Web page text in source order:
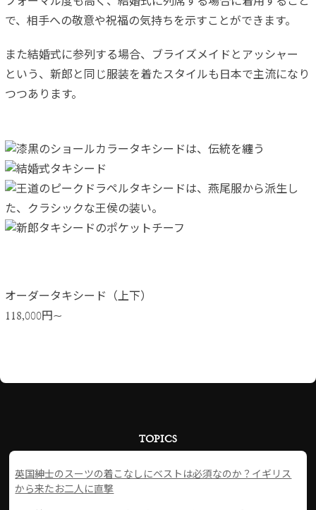
で、相手への敬意や祝福の気持ちを示すことができます。
また結婚式に参列する場合、ブライズメイドとアッシャー
という、新郎と同じ服装を着たスタイルも日本で主流になり
つつあります。
オーダータキシード（上下）
118,000円~
TOPICS
英国紳士のスーツの着こなしにベストは必須なのか？イギリス
から来たお二人に直撃